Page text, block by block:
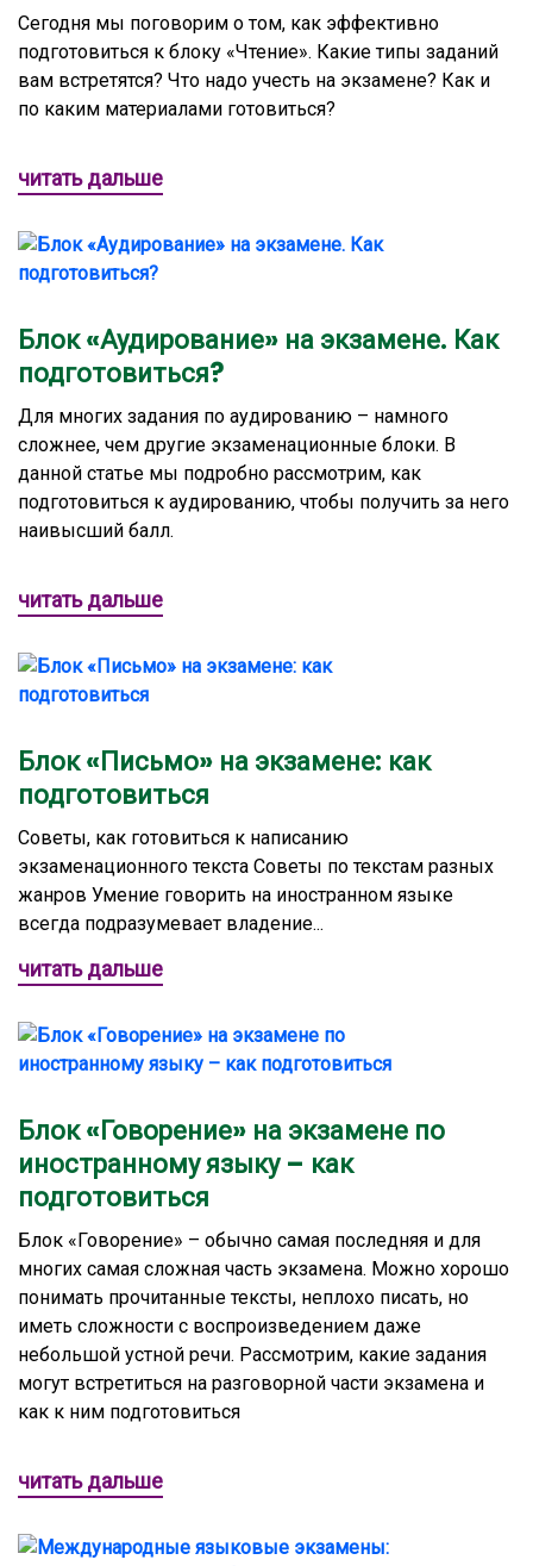
Сегодня мы поговорим о том, как эффективно
подготовиться к блоку «Чтение». Какие типы заданий
вам встретятся? Что надо учесть на экзамене? Как и
по каким материалами готовиться?
читать дальше
Блок «Аудирование» на экзамене. Как
подготовиться?
Для многих задания по аудированию – намного
сложнее, чем другие экзаменационные блоки. В
данной статье мы подробно рассмотрим, как
подготовиться к аудированию, чтобы получить за него
наивысший балл.
читать дальше
Блок «Письмо» на экзамене: как
подготовиться
Советы, как готовиться к написанию
экзаменационного текста Советы по текстам разных
жанров Умение говорить на иностранном языке
всегда подразумевает владение...
читать дальше
Блок «Говорение» на экзамене по
иностранному языку – как
подготовиться
Блок «Говорение» – обычно самая последняя и для
многих самая сложная часть экзамена. Можно хорошо
понимать прочитанные тексты, неплохо писать, но
иметь сложности с воспроизведением даже
небольшой устной речи. Рассмотрим, какие задания
могут встретиться на разговорной части экзамена и
как к ним подготовиться
читать дальше